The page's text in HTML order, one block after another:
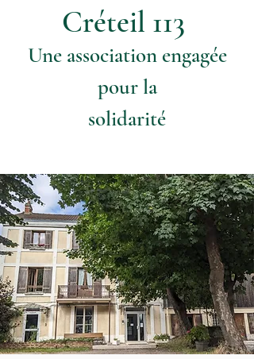
Créteil 113
Une association engagée
pour la
solidarité